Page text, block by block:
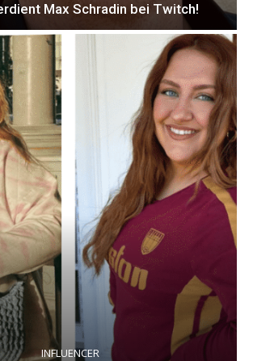
Max Schradin bei Twitch!
INFLUENCER